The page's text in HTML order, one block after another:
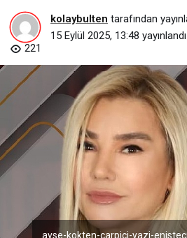
kolaybulten tarafından
15 Eylül 2025, 13:48 yayınlandı
221
ayse-kokten-carpici-yazi-